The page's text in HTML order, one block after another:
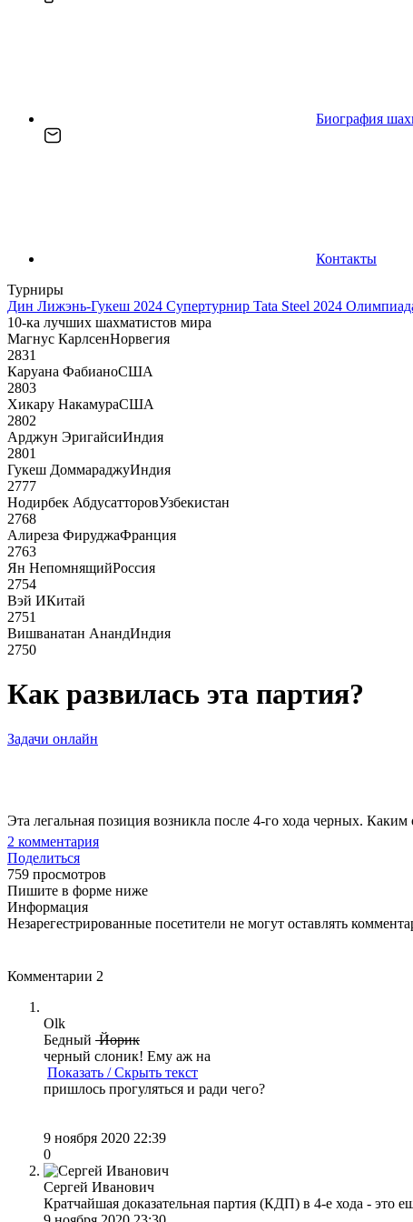
Биография
Контакты
Турниры
Дин Лижэнь-Гукеш 2024 Супертурнир Tata Steel 2024
10-ка лучших шахматистов мира
Магнус КарлсенНорвегия
2831
Каруана ФабианоСША
2803
Хикару НакамураСША
2802
Арджун ЭригайсиИндия
2801
Гукеш ДоммараджуИндия
2777
Нодирбек АбдусатторовУзбекистан
2768
Алиреза ФируджаФранция
2763
Ян НепомнящийРоссия
2754
Вэй ИКитай
2751
Вишванатан АнандИндия
2750
Как развилась эта партия?
Задачи онлайн
Эта легальная позиция возникла после 4-го хода черных.
2 комментария
Поделиться
759 просмотров
Пишите в форме ниже
Информация
Незарегестрированные посетители не могут оставлять
Комментарии 2
Olk
Бедный Йорик
черный слоник! Ему аж на
Показать / Скрыть текст
пришлось прогуляться и ради чего?
9 ноября 2020 22:39
0
Сергей Иванович
Кратчайшая доказательная партия (КДП) в 4-е хода -